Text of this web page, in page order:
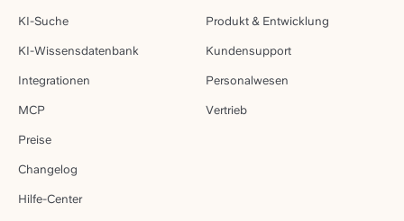
KI-Suche
KI-Wissensdatenbank
Integrationen
MCP
Preise
Changelog
Hilfe-Center
Produkt & Entwicklung
Kundensupport
Personalwesen
Vertrieb